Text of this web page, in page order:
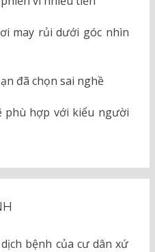
may rủi dưới góc nhìn
đã chọn sai nghề
phù hợp với kiểu người
bệnh của cư dân xứ